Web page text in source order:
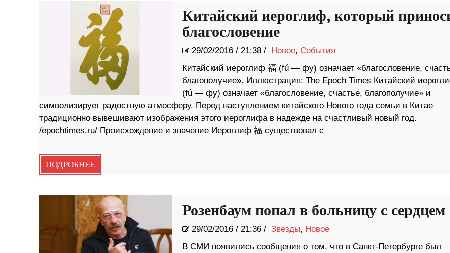
Китайский иероглиф, который
благословение
29/02/2016/ 21:38 / Новое, События
Китайский иероглиф 福 (fú — фу) означает «благословение,
благополучие». Иллюстрация: The Epoch Times Китайский
(fú — фу) означает «благословение, счастье, благополучие» и
символизирует радостную атмосферу. Перед наступлением китайского Нового года семьи в Китае
традиционно вывешивают изображения этого иероглифа в надежде на счастливый новый год.
/epochtimes.ru/ Происхождение и значение Иероглиф 福 существовал с
ПОДРОБНЕЕ
Розенбаум попал в больницу с сердцем
29/02/2016/ 21:36 / Звезды, Новое
В СМИ появились сообщения о том, что в Санкт-Петербурге был